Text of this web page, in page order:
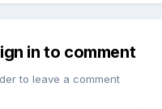
in to comment
to leave a comment